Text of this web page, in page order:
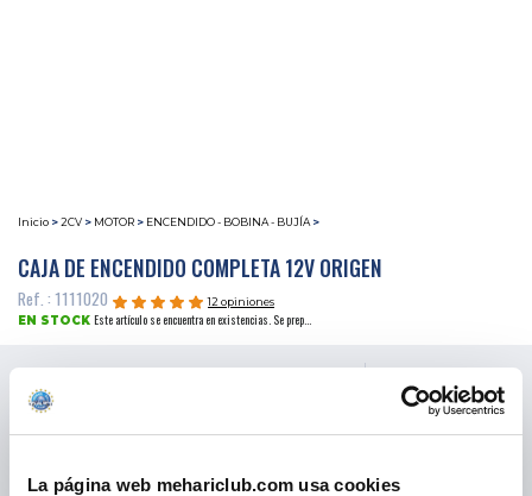
La página web mehariclub.com usa cookies
Inicio >2CV > MOTOR > ENCENDIDO - BOBINA - BUJÍA >
CAJA DE ENCENDIDO COMPLETA 12V ORIGEN
Ref. : 1111020
12 opiniones
EN STOCK Este artículo se encuentra en existencias. Se prep...
Precio al público 59.90 €
Precio promocional CANTIDAD